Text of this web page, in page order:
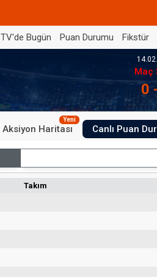
TV'de Bugün Puan Durumu Fikstür
Maç
0
Aksiyon Haritası
Yeni
Canlı Puan
Takım